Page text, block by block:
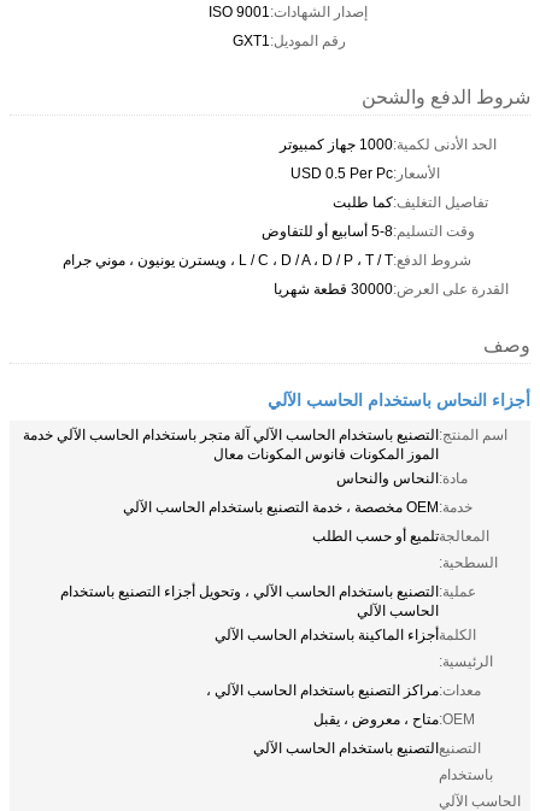
إصدار الشهادات:ISO 9001
رقم الموديل:GXT1
شروط الدفع والشحن
الحد الأدنى لكمية:1000 جهاز كمبيوتر
الأسعار:USD 0.5 Per Pc
تفاصيل التغليف:كما طلبت
وقت التسليم:5-8 أسابيع أو للتفاوض
شروط الدفع:L / C ، D / A ، D / P ، T / T ، ويسترن يونيون ، موني جرام
القدرة على العرض:30000 قطعة شهريا
وصف
أجزاء النحاس باستخدام الحاسب الآلي
اسم المنتج:التصنيع باستخدام الحاسب الآلي آلة متجر باستخدام الحاسب الآلي خدمة
الموز المكونات فانوس المكونات معال
مادة:النحاس والنحاس
خدمة:OEM مخصصة ، خدمة التصنيع باستخدام الحاسب الآلي
المعالجة
السطحية:
تلميع أو حسب الطلب
عملية:التصنيع باستخدام الحاسب الآلي ، وتحويل أجزاء التصنيع باستخدام
الحاسب الآلي
الكلمة
الرئيسية:
أجزاء الماكينة باستخدام الحاسب الآلي
معدات:مراكز التصنيع باستخدام الحاسب الآلي ،
OEM: متاح ، معروض ، يقبل
التصنيع
باستخدام
الحاسب الآلي
التصنيع باستخدام الحاسب الآلي